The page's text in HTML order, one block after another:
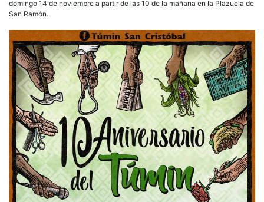
domingo 14 de noviembre a partir de las 10 de la mañana en la Plazuela de
San Ramón.